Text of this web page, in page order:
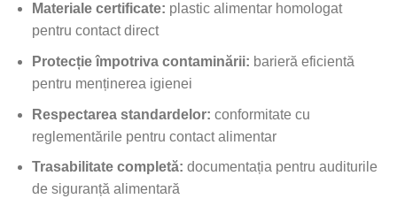
Materiale certificate: plastic alimentar homologat
pentru contact direct
Protecție împotriva contaminării: barieră eficientă
pentru menținerea igienei
Respectarea standardelor: conformitate cu
reglementările pentru contact alimentar
Trasabilitate completă: documentația pentru auditurile
de siguranță alimentară